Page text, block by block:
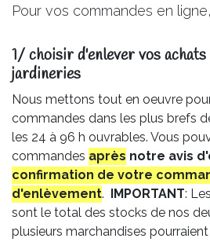
Pour vos commandes en
1/ choisir d'enlever vos achats
jardineries​
Nous mettons tout en oeuvre
commandes dans les plus brefs
les 24 à 96 h ouvrables. Vous
commandes après notre avis
confirmation de votre
d'enlèvement. IMPORTANT:
sont le total des stocks de nos
plusieurs marchandises